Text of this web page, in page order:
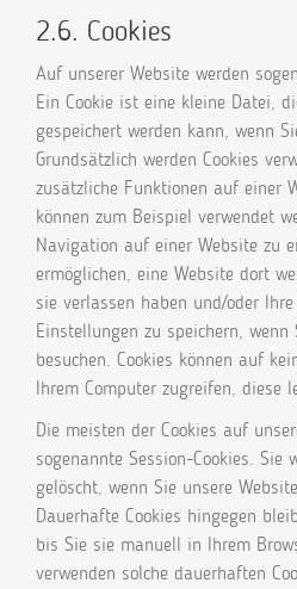
2.6. Cookies
Auf unserer Website werden
Ein Cookie ist eine kleine Datei,
gespeichert werden kann, wenn
Grundsätzlich werden Cookies
zusätzliche Funktionen auf einer
können zum Beispiel verwendet
Navigation auf einer Website zu
ermöglichen, eine Website dort
sie verlassen haben und/oder
Einstellungen zu speichern,
besuchen. Cookies können auf
Ihrem Computer zugreifen, diese
Die meisten der Cookies auf
sogenannte Session-Cookies. Sie
gelöscht, wenn Sie unsere
Dauerhafte Cookies hingegen
bis Sie sie manuell in Ihrem
verwenden solche dauerhaften